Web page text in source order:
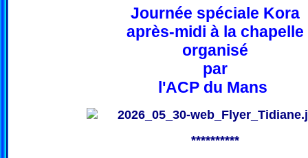
Journée spéciale Kora
après-midi à la chapelle
organisé
par
l'ACP du Mans
**********